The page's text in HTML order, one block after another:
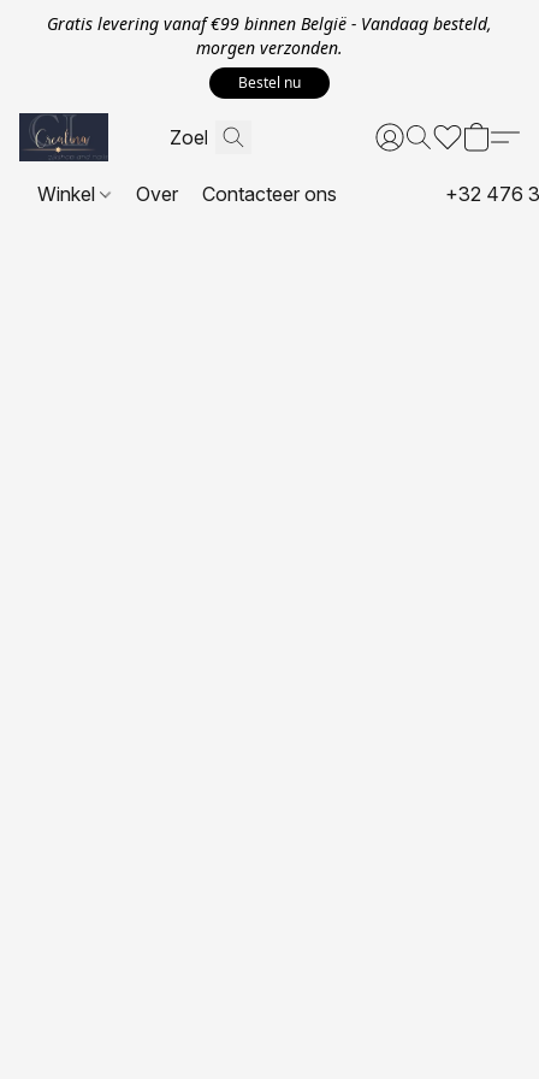
Gratis levering vanaf €99 binnen België - Vandaag besteld,
morgen verzonden.
Bestel nu
Winkel Over Contacteer ons +32 476